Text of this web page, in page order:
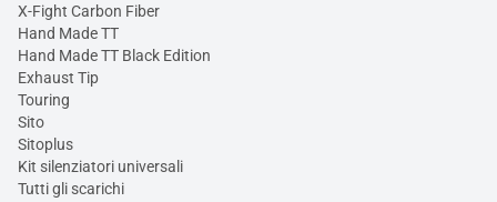
X-Fight Carbon Fiber
Hand Made TT
Hand Made TT Black Edition
Exhaust Tip
Touring
Sito
Sitoplus
Kit silenziatori universali
Tutti gli scarichi